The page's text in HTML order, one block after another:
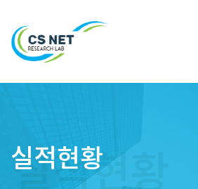
실적현황